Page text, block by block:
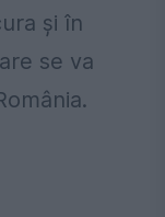
şi în
se va